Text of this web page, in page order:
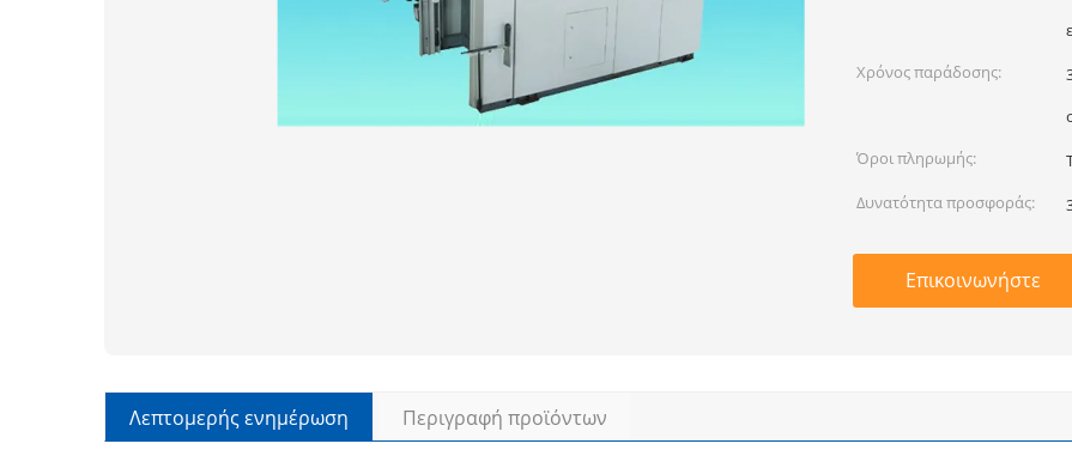
Χρόνος παράδοσης:
Όροι πληρωμής:
Δυνατότητα προσφοράς:
Επικοινωνήστε
Λεπτομερής ενημέρωση Περιγραφή προϊόντων